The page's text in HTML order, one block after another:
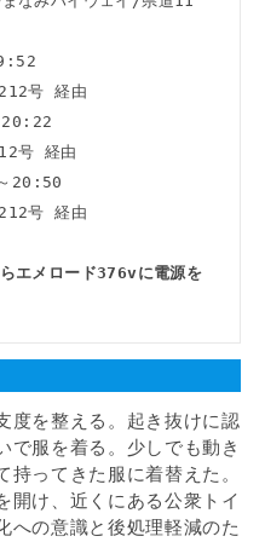
20:50
エメロード376vに電源を
度を整える。起き抜けに認
で服を着る。少しでも動き
ってきた服に着替えた。
開け、近くにある公衆トイ
への意識と後処理軽減のた